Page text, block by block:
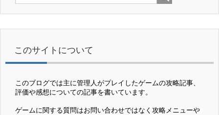
このサイトについて
このブログでは主に管理人がプレイしたゲームの攻略記事、
評価や感想についての記事を書いています。
ゲームに関する質問はお問い合わせではなく攻略メニューや